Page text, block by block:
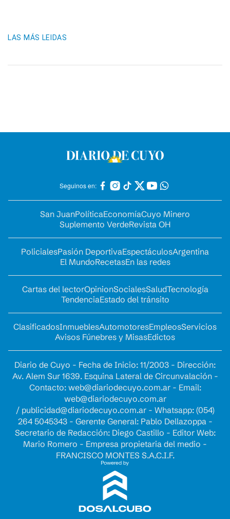
LAS MÁS LEIDAS
Seguinos en:
San JuanPolíticaEconomíaCuyo Minero
Suplemento VerdeRevista OH
PolicialesPasión DeportivaEspectáculosArgentina
El MundoRecetasEn las redes
Cartas del lectorOpinionSocialesSaludTecnología
TendenciaEstado del tránsito
ClasificadosInmueblesAutomotoresEmpleosServicios
Avisos Fúnebres y MisasEdictos
Diario de Cuyo - Fecha de Inicio: 11/2003 - Dirección:
Av. Alem Sur 1639. Esquina Lateral de Circunvalación -
Contacto: web@diariodecuyo.com.ar- Email:
web@diariodecuyo.com.ar
/ publicidad@diariodecuyo.com.ar- Whatsapp: (054)
264 5045343 - Gerente General: Pablo Dellazoppa -
Secretario de Redacción: Diego Castillo - Editor Web:
Mario Romero - Empresa propietaria del medio -
FRANCISCO MONTES S.A.C.I.F.